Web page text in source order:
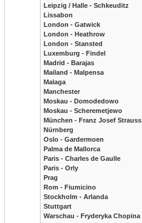
Leipzig / Halle - Schkeuditz
Lissabon
London - Gatwick
London - Heathrow
London - Stansted
Luxemburg - Findel
Madrid - Barajas
Mailand - Malpensa
Malaga
Manchester
Moskau - Domodedowo
Moskau - Scheremetjewo
München - Franz Josef Strauss
Nürnberg
Oslo - Gardermoen
Palma de Mallorca
Paris - Charles de Gaulle
Paris - Orly
Prag
Rom - Fiumicino
Stockholm - Arlanda
Stuttgart
Warschau - Fryderyka Chopina